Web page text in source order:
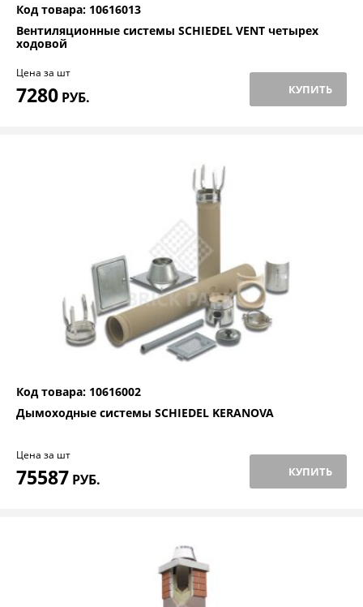
Код товара: 10616013
Вентиляционные системы SCHIEDEL VENT четырех
ходовой
Цена за шт
7280 РУБ. КУПИТЬ
Код товара: 10616002
Дымоходные системы SCHIEDEL KERANOVA
Цена за шт
75587 РУБ. КУПИТЬ